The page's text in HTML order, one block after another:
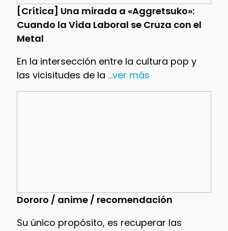
[Crítica] Una mirada a «Aggretsuko»:
Cuando la Vida Laboral se Cruza con el
Metal
En la intersección entre la cultura pop y
las vicisitudes de la ...ver más
Dororo / anime / recomendación
Su único propósito, es recuperar las